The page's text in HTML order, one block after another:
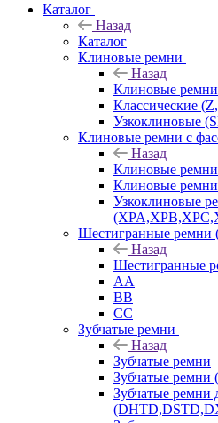
Каталог
Назад
Каталог
Клиновые ремни
Назад
Клиновые ремни
Классические
Узкоклиновые
Клиновые ремни с
Назад
Клиновые
Клиновые
Узкоклиновые
Шестигранные ремни
Назад
Шестигранные
AA
BB
CC
Зубчатые ремни
Назад
Зубчатые ремни
Зубчатые ремни
Зубчатые ремни